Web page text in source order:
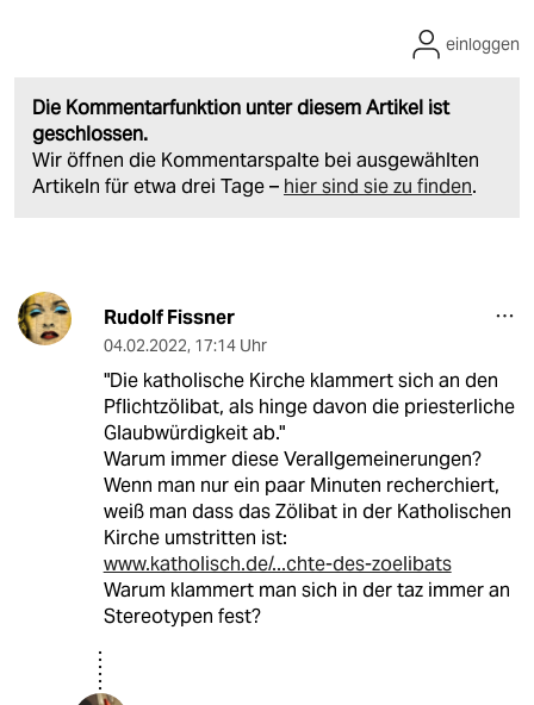
Die Kommentarfunktion unter diesem Artikel ist
geschlossen.
Wir öffnen die Kommentarspalte bei ausgewählten
Artikeln für etwa drei Tage – hier sind sie zu finden.
einloggen
Rudolf Fissner
04.02.2022, 17:14 Uhr
"Die katholische Kirche klammert sich an den
Pflichtzölibat, als hinge davon die priesterliche
Glaubwürdigkeit ab."
Warum immer diese Verallgemeinerungen?
Wenn man nur ein paar Minuten recherchiert,
weiß man dass das Zölibat in der Katholischen
Kirche umstritten ist:
www.katholisch.de/...chte-des-zoelibats
Warum klammert man sich in der taz immer an
Stereotypen fest?